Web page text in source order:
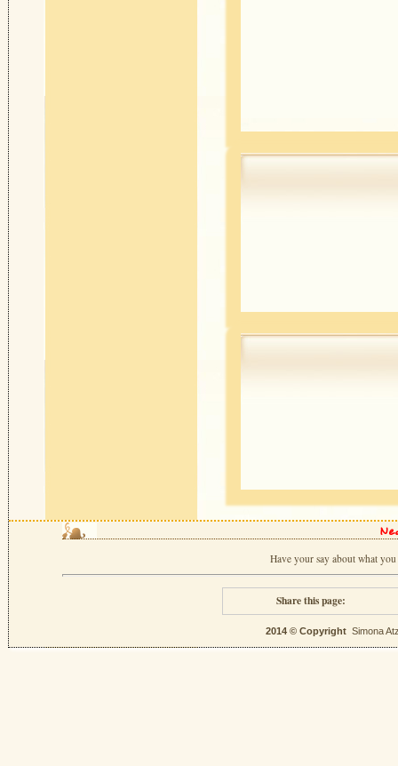
Have your say about what
Share this page:
2014 © Copyright Simona